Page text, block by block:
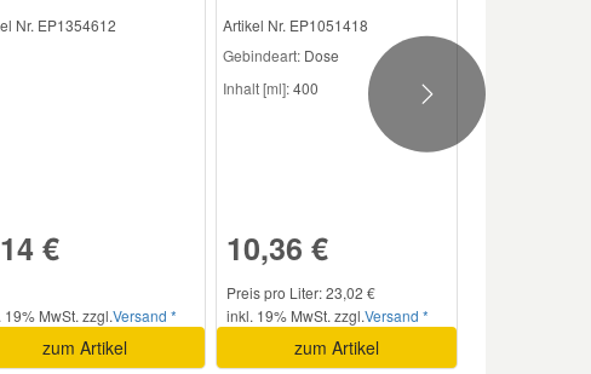
Nr. EP1354612
€
19% MwSt. zzgl.Versand *
zum Artikel
Artikel Nr. EP1051418
Gebindeart: Dose
Inhalt [ml]:400
10,36 €
Preis pro Liter: 23,02 €
inkl. 19% MwSt. zzgl.Versand *
zum Artikel
Next